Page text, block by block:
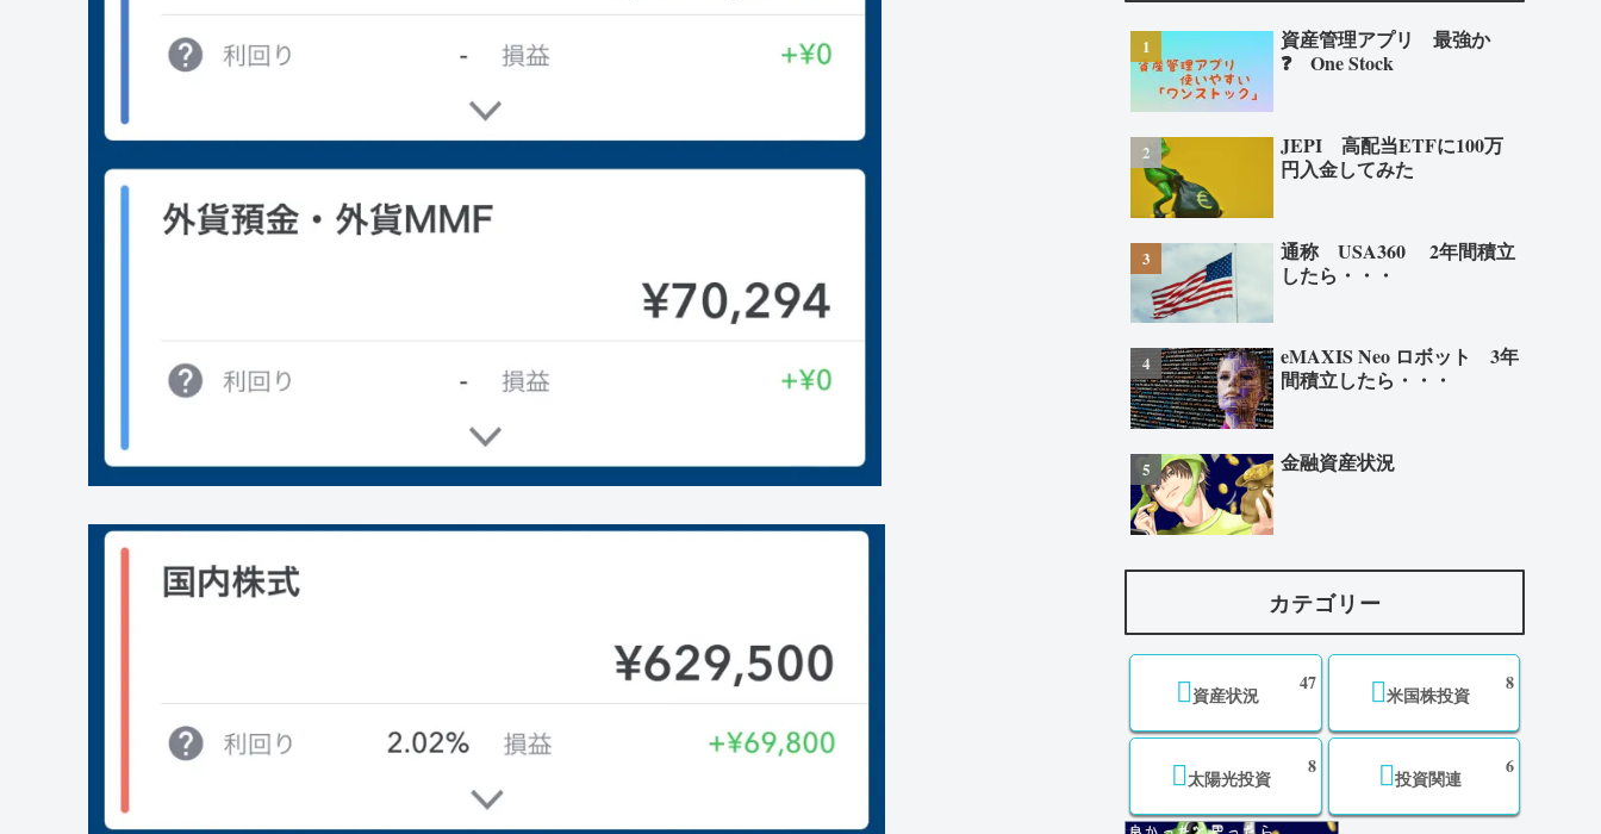
資産管理アプリ 最強か
❓ One Stock
JEPI 高配当ETFに100万
円入金してみた
通称 USA360 2年間積立
したら・・・
eMAXIS Neo ロボット 3年
間積立したら・・・
金融資産状況
カテゴリー
資産状況
47
米国株投資
8
太陽光投資
8
投資関連
6